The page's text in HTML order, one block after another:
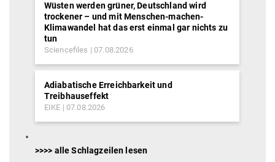
Wüsten werden grüner, Deutschland wird
trockener – und mit Menschen-machen-
Klimawandel hat das erst einmal gar nichts zu
tun
Sciencefiles 07.08.2026
Adiabatische Erreichbarkeit und
Treibhauseffekt
EIKE 07.08.2026
>>>> alle Schlagzeilen lesen